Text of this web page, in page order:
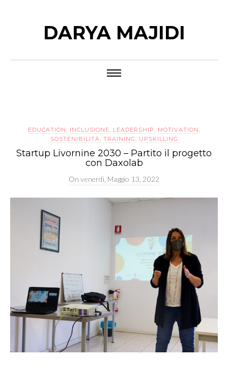
DARYA MAJIDI
EDUCATION , INCLUSIONE, LEADERSHIP , MOTIVATION ,
SOSTENIBILITÀ, TRAINING , UPSKILLING
Startup Livornine 2030 – Partito il progetto
con Daxolab
Onvenerdì, Maggio 13, 2022